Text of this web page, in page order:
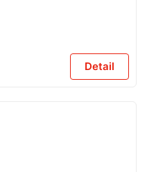
Detail